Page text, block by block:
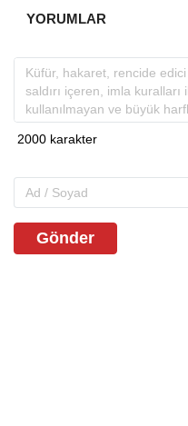
YORUMLAR
Gönder